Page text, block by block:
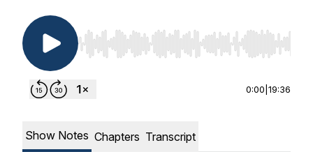
Use Left/Right to seek, Home/End to jump to
0:00 19:36
Show Notes Chapters Transcript